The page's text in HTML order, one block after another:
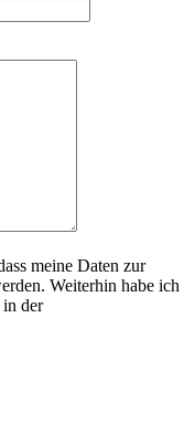
meine Daten zur
Weiterhin habe ich
der